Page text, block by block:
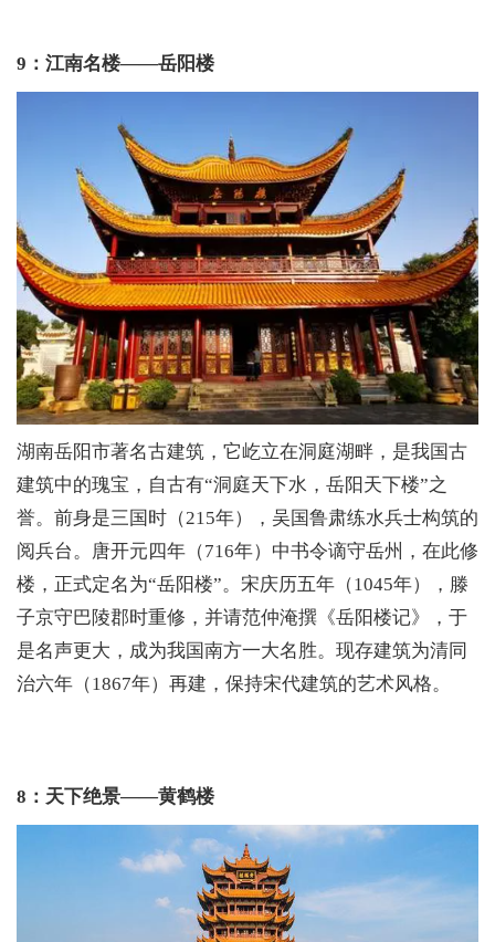
9：江南名楼——岳阳楼
湖南岳阳市著名古建筑，它屹立在洞庭湖畔，是我国古
建筑中的瑰宝，自古有“洞庭天下水，岳阳天下楼”之
誉。前身是三国时（215年），吴国鲁肃练水兵士构筑的
阅兵台。唐开元四年（716年）中书令谪守岳州，在此修
楼，正式定名为“岳阳楼”。宋庆历五年（1045年），滕
子京守巴陵郡时重修，并请范仲淹撰《岳阳楼记》，于
是名声更大，成为我国南方一大名胜。现存建筑为清同
治六年（1867年）再建，保持宋代建筑的艺术风格。
8：天下绝景——黄鹤楼